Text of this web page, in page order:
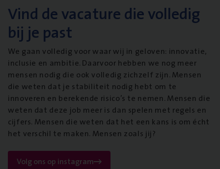
Vind de vacature die volledig
bij je past
We gaan volledig voor waar wij in geloven: innovatie,
inclusie en ambitie. Daarvoor hebben we nog meer
mensen nodig die ook volledig zichzelf zijn. Mensen
die weten dat je stabiliteit nodig hebt om te
innoveren en berekende risico’s te nemen. Mensen die
weten dat deze job meer is dan spelen met regels en
cijfers. Mensen die weten dat het een kans is om écht
het verschil te maken. Mensen zoals jij?
Volg ons op instagram